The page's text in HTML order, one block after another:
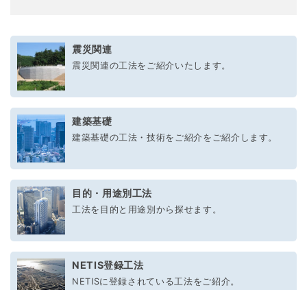
震災関連
震災関連の工法をご紹介いたします。
建築基礎
建築基礎の工法・技術をご紹介をご紹介します。
目的・用途別工法
工法を目的と用途別から探せます。
NETIS登録工法
NETISに登録されている工法をご紹介。